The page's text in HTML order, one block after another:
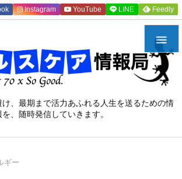
、最期まで活力あふれる人生を送るための情
を、随時発信していきます。

Instagram YouTube LINE Feedly
ギー